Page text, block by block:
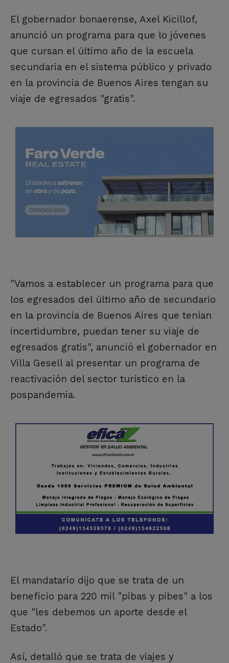
El gobernador bonaerense, Axel Kicillof,
anunció un programa para que lo jóvenes
que cursan el último año de la escuela
secundaria en el sistema público y privado
en la provincia de Buenos Aires tengan su
viaje de egresados "gratis".
"Vamos a establecer un programa para que
los egresados del último año de secundario
en la provincia de Buenos Aires que tenían
incertidumbre, puedan tener su viaje de
egresados gratis", anunció el gobernador en
Villa Gesell al presentar un programa de
reactivación del sector turístico en la
pospandemia.
El mandatario dijo que se trata de un
beneficio para 220 mil "pibas y pibes" a los
que "les debemos un aporte desde el
Estado".
Así, detalló que se trata de viajes y